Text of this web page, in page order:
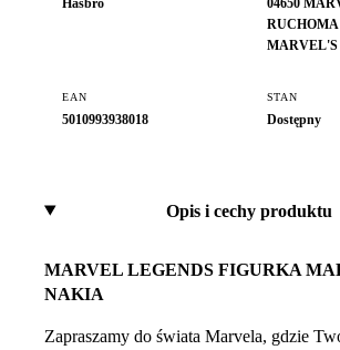
Hasbro
04650
EAN
5010993938018
STAN
Dostępny
Opis i cechy produktu
MARVEL LEGENDS FIGURKA
NAKIA
Zapraszamy do świata Marvela, gdzie